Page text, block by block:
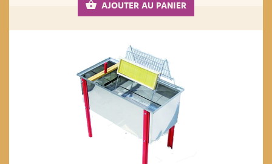
AJOUTER AU PANIER